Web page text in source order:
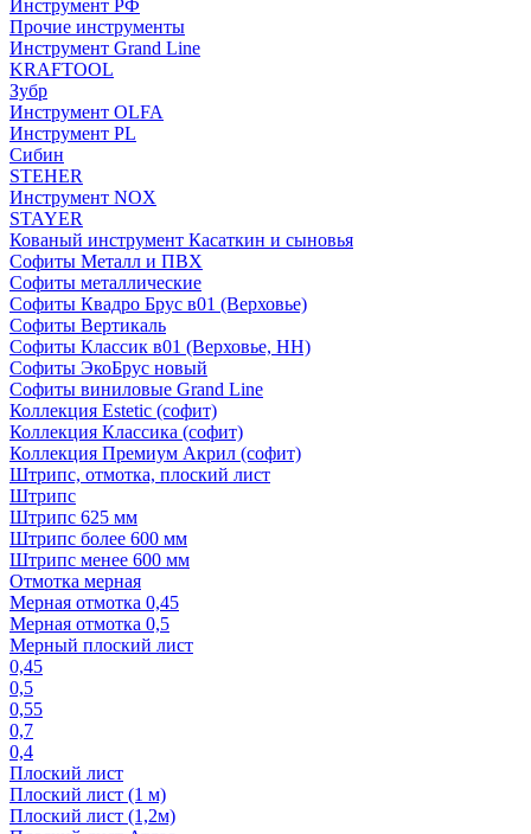
Инструмент РФ
Прочие инструменты
Инструмент Grand Line
KRAFTOOL
Зубр
Инструмент OLFA
Инструмент PL
Сибин
STEHER
Инструмент NOX
STAYER
Кованый инструмент Касаткин и сыновья
Софиты Металл и ПВХ
Софиты металлические
Софиты Квадро Брус в01 (Верховье)
Софиты Вертикаль
Софиты Классик в01 (Верховье, НН)
Софиты ЭкоБрус новый
Софиты виниловые Grand Line
Коллекция Estetic (софит)
Коллекция Классика (софит)
Коллекция Премиум Акрил (софит)
Штрипс, отмотка, плоский лист
Штрипс
Штрипс 625 мм
Штрипс более 600 мм
Штрипс менее 600 мм
Отмотка мерная
Мерная отмотка 0,45
Мерная отмотка 0,5
Мерный плоский лист
0,45
0,5
0,55
0,7
0,4
Плоский лист
Плоский лист (1 м)
Плоский лист (1,2м)